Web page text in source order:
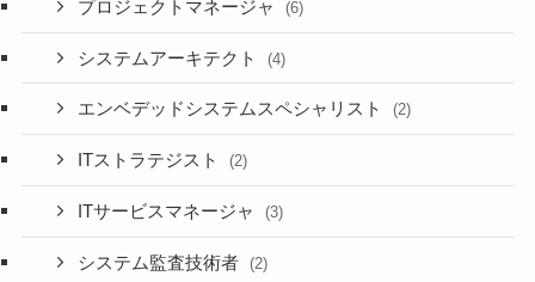
プロジェクトマネージャ (6)
システムアーキテクト (4)
エンベデッドシステムスペシャリスト (2)
ITストラテジスト (2)
ITサービスマネージャ (3)
システム監査技術者 (2)